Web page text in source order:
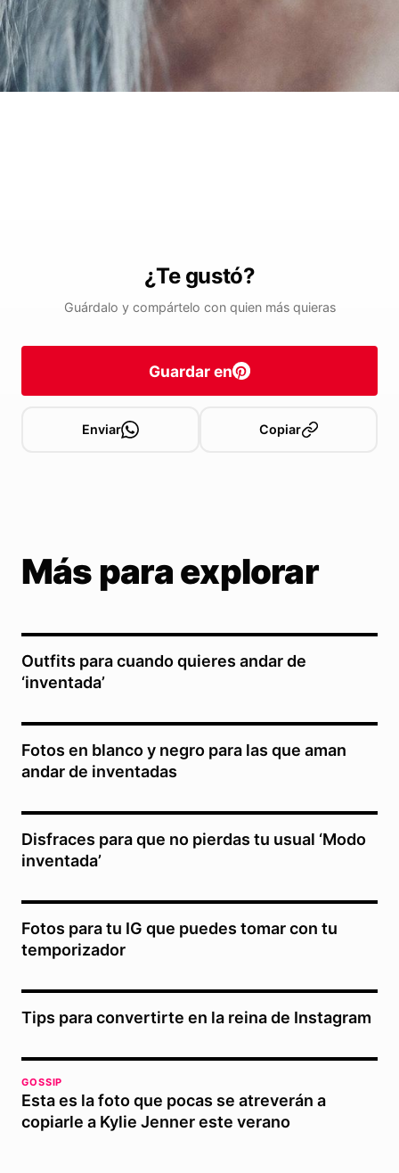
¿Te gustó?
Guárdalo y compártelo con quien más quieras
Guardar en
Enviar Copiar
Más para explorar
Outfits para cuando quieres andar de
‘inventada’
Fotos en blanco y negro para las que aman
andar de inventadas
Disfraces para que no pierdas tu usual ‘Modo
inventada’
Fotos para tu IG que puedes tomar con tu
temporizador
Tips para convertirte en la reina de Instagram
GOSSIP
Esta es la foto que pocas se atreverán a
copiarle a Kylie Jenner este verano